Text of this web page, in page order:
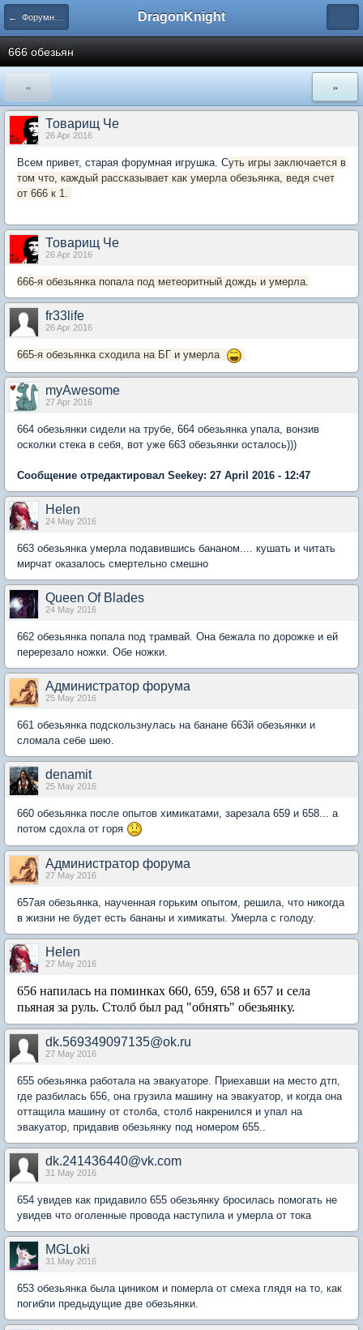
← Форумные игры DragonKnight
666 обезьян
« »
Товарищ Че
26 Apr 2016
Всем привет, старая форумная игрушка. Суть игры заключается в
том что, каждый рассказывает как умерла обезьянка, ведя счет
от 666 к 1.
Товарищ Че
26 Apr 2016
666-я обезьянка попала под метеоритный дождь и умерла.
fr33life
26 Apr 2016
665-я обезьянка сходила на БГ и умерла
myAwesome
27 Apr 2016
664 обезьянки сидели на трубе, 664 обезьянка упала, вонзив
осколки стека в себя, вот уже 663 обезьянки осталось)))
Сообщение отредактировал Seekey: 27 April 2016 - 12:47
Нelen
24 May 2016
663 обезьянка умерла подавившись бананом.... кушать и читать
мирчат оказалось смертельно смешно
Queen Of Blades
24 May 2016
662 обезьянка попала под трамвай. Она бежала по дорожке и ей
перерезало ножки. Обе ножки.
Администратор форума
25 May 2016
661 обезьянка подскользнулась на банане 663й обезьянки и
сломала себе шею.
denamit
25 May 2016
660 обезьянка после опытов химикатами, зарезала 659 и 658... а
потом сдохла от горя
Администратор форума
27 May 2016
657ая обезьянка, наученная горьким опытом, решила, что никогда
в жизни не будет есть бананы и химикаты. Умерла с голоду.
Нelen
27 May 2016
656 напилась на поминках 660, 659, 658 и 657 и села
пьяная за руль. Столб был рад "обнять" обезьянку.
dk.569349097135@ok.ru
27 May 2016
655 обезьянка работала на эвакуаторе. Приехавши на место дтп,
где разбилась 656, она грузила машину на эвакуатор, и когда она
оттащила машину от столба, столб накренился и упал на
эвакуатор, придавив обезьянку под номером 655..
dk.241436440@vk.com
31 May 2016
654 увидев как придавило 655 обезьянку бросилась помогать не
увидев что оголенные провода наступила и умерла от тока
MGLoki
31 May 2016
653 обезьянка была циником и померла от смеха глядя на то, как
погибли предыдущие две обезьянки.